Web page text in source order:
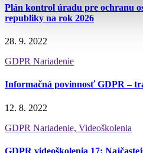
Plán kontrol úradu pre ochranu
republiky na rok 2026
28. 9. 2022
GDPR Nariadenie
Informačná povinnosť GDPR –
12. 8. 2022
GDPR Nariadenie, Videoškolenia
GDPR videoškolenia 17: